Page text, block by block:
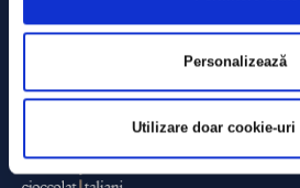
Personalizează
Utilizare doar cookie-uri